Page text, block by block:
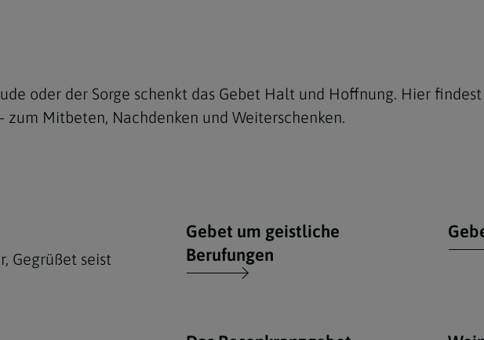
oder der Sorge schenkt das Gebet Halt und Hoffnung. Hier
zum Mitbeten, Nachdenken und Weiterschenken.
Gegrüßet seist
Gebet um geistliche
Berufungen